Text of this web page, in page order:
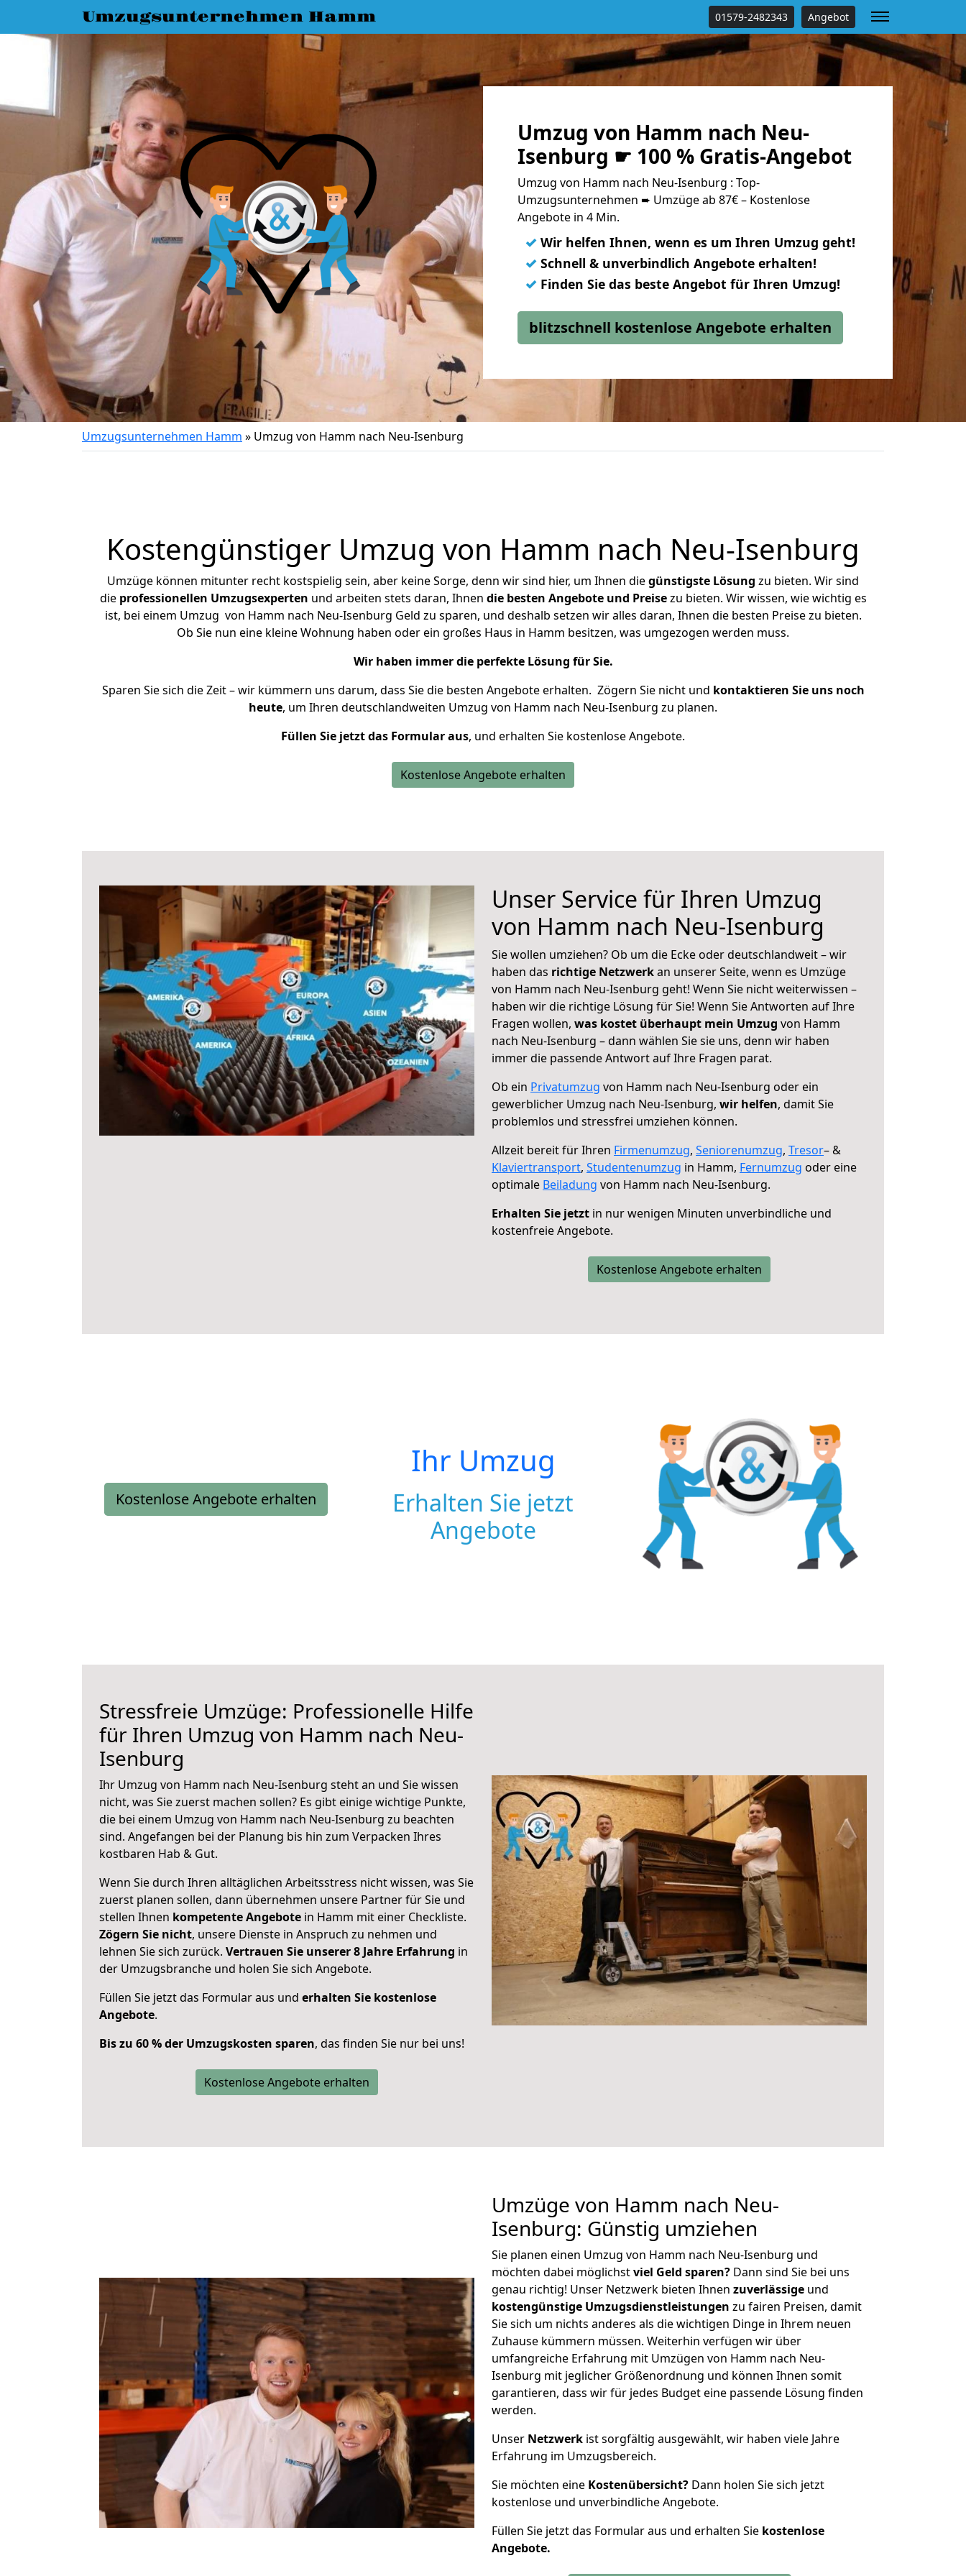
Umzugsunternehmen Hamm 01579-2482343 Angebot
Umzug von Hamm nach Neu-
Isenburg ☛ 100 % Gratis-Angebot
Umzug von Hamm nach Neu-Isenburg : Top-
Umzugsunternehmen ➨ Umzüge ab 87€ – Kostenlose
Angebote in 4 Min.
✓ Wir helfen Ihnen, wenn es um Ihren Umzug geht!
✓ Schnell & unverbindlich Angebote erhalten!
✓ Finden Sie das beste Angebot für Ihren Umzug!
blitzschnell kostenlose Angebote erhalten
Umzugsunternehmen Hamm » Umzug von Hamm nach Neu-Isenburg
Kostengünstiger Umzug von Hamm nach Neu-Isenburg
Umzüge können mitunter recht kostspielig sein, aber keine Sorge, denn wir sind hier, um Ihnen diegünstigste Lösung zu bieten. Wir sind
die professionellen Umzugsexperten und arbeiten stets daran, Ihnen die besten Angebote und Preisezu bieten. Wir wissen, wie wichtig es
ist, bei einem Umzug von Hamm nach Neu-Isenburg Geld zu sparen, und deshalb setzen wir alles daran, Ihnen die besten Preise zu bieten.
Ob Sie nun eine kleine Wohnung haben oder ein großes Haus in Hamm besitzen, was umgezogen werden muss.
Wir haben immer die perfekte Lösung für Sie.
Sparen Sie sich die Zeit – wir kümmern uns darum, dass Sie die besten Angebote erhalten. Zögern Sie nicht und kontaktieren Sie uns noch
heute, um Ihren deutschlandweiten Umzug von Hamm nach Neu-Isenburg zu planen.
Füllen Sie jetzt das Formular aus, und erhalten Sie kostenlose Angebote.
Kostenlose Angebote erhalten
Unser Service für Ihren Umzug
von Hamm nach Neu-Isenburg
Sie wollen umziehen? Ob um die Ecke oder deutschlandweit – wir
haben das richtige Netzwerkan unserer Seite, wenn es Umzüge
von Hamm nach Neu-Isenburg geht! Wenn Sie nicht weiterwissen –
haben wir die richtige Lösung für Sie! Wenn Sie Antworten auf Ihre
Fragen wollen, was kostet überhaupt mein Umzug von Hamm
nach Neu-Isenburg – dann wählen Sie sie uns, denn wir haben
immer die passende Antwort auf Ihre Fragen parat.
Ob ein Privatumzug von Hamm nach Neu-Isenburg oder ein
gewerblicher Umzug nach Neu-Isenburg, wir helfen, damit Sie
problemlos und stressfrei umziehen können.
Allzeit bereit für Ihren Firmenumzug, Seniorenumzug, Tresor– &
Klaviertransport, Studentenumzug in Hamm, Fernumzug oder eine
optimale Beiladung von Hamm nach Neu-Isenburg.
Erhalten Sie jetzt in nur wenigen Minuten unverbindliche und
kostenfreie Angebote.
Kostenlose Angebote erhalten
Kostenlose Angebote erhalten
Ihr Umzug
Erhalten Sie jetzt
Angebote
Stressfreie Umzüge: Professionelle Hilfe
für Ihren Umzug von Hamm nach Neu-
Isenburg
Ihr Umzug von Hamm nach Neu-Isenburg steht an und Sie wissen
nicht, was Sie zuerst machen sollen? Es gibt einige wichtige Punkte,
die bei einem Umzug von Hamm nach Neu-Isenburg zu beachten
sind. Angefangen bei der Planung bis hin zum Verpacken Ihres
kostbaren Hab & Gut.
Wenn Sie durch Ihren alltäglichen Arbeitsstress nicht wissen, was Sie
zuerst planen sollen, dann übernehmen unsere Partner für Sie und
stellen Ihnen kompetente Angebote in Hamm mit einer Checkliste.
Zögern Sie nicht, unsere Dienste in Anspruch zu nehmen und
lehnen Sie sich zurück. Vertrauen Sie unserer 8 Jahre Erfahrung in
der Umzugsbranche und holen Sie sich Angebote.
Füllen Sie jetzt das Formular aus und erhalten Sie kostenlose
Angebote.
Bis zu 60 % der Umzugskosten sparen, das finden Sie nur bei uns!
Kostenlose Angebote erhalten
Umzüge von Hamm nach Neu-
Isenburg: Günstig umziehen
Sie planen einen Umzug von Hamm nach Neu-Isenburg und
möchten dabei möglichstviel Geld sparen? Dann sind Sie bei uns
genau richtig! Unser Netzwerk bieten Ihnen zuverlässige und
kostengünstige Umzugsdienstleistungen zu fairen Preisen, damit
Sie sich um nichts anderes als die wichtigen Dinge in Ihrem neuen
Zuhause kümmern müssen. Weiterhin verfügen wir über
umfangreiche Erfahrung mit Umzügen von Hamm nach Neu-
Isenburg mit jeglicher Größenordnung und können Ihnen somit
garantieren, dass wir für jedes Budget eine passende Lösung finden
werden.
Unser Netzwerk ist sorgfältig ausgewählt, wir haben viele Jahre
Erfahrung im Umzugsbereich.
Sie möchten eine Kostenübersicht? Dann holen Sie sich jetzt
kostenlose und unverbindliche Angebote.
Füllen Sie jetzt das Formular aus und erhalten Sie kostenlose
Angebote.